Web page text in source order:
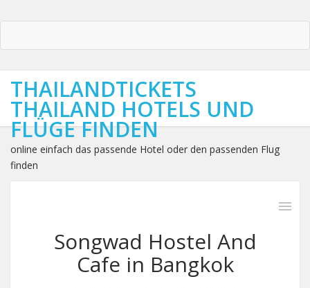
THAILANDTICKETS
THAILAND HOTELS UND
FLÜGE FINDEN
online einfach das passende Hotel oder den passenden Flug
finden
Songwad Hostel And
Cafe in Bangkok